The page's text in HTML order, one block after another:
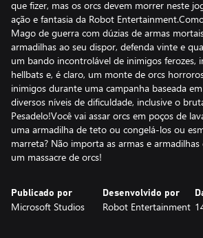
que fizer, mas os orcs devem morrer neste
ação e fantasia da Robot
Mago de guerra com dúzias de armas
armadilhas ao seu dispor, defenda vinte e
um bando incontrolável de inimigos ferozes,
hellbats e, é claro, um monte de orcs
inimigos durante uma campanha baseada
diversos níveis de dificuldade, inclusive o
Pesadelo!Você vai assar orcs em poços de
uma armadilha de teto ou congelá-los ou
marreta? Não importa as armas e armadilhas
um massacre de orcs!
Publicado por
Microsoft Studios
Desenvolvido por
Robot Entertainment